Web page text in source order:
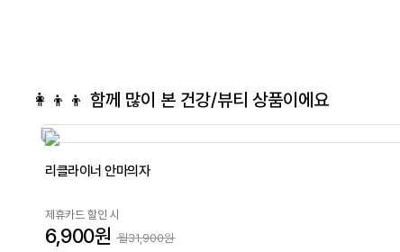
👩‍👦‍👦 함께 많이 본 건강/뷰티 상품이에요
리클라이너 안마의자
제휴카드 할인 시
6,900원 월31,900원